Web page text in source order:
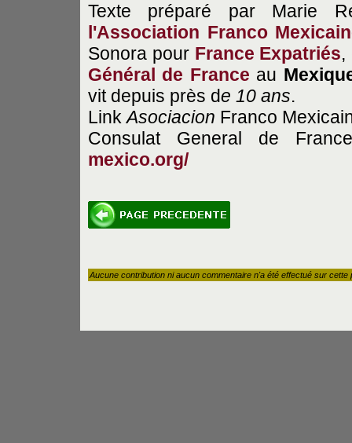
Texte préparé par Marie
l'Association Franco
Sonora pour France Expatriés,
Général de France au
vit depuis près de 10 ans.
LinkAsociacion Franco
Consulat General de
mexico.org/
Aucune contribution ni aucun commentaire n'a été effectué sur cette